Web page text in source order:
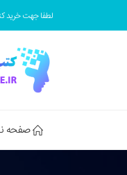
لطفا جهت خرید
صفحه